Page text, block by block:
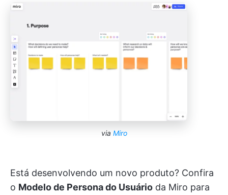
via Miro
Está desenvolvendo um novo produto? Confira
o Modelo de Persona do Usuário da Miro para